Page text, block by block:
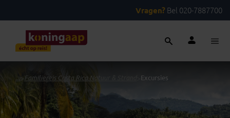
Vragen? Bel 020-7887700
...> Familiereis Costa Rica Natuur & Strand Excursies